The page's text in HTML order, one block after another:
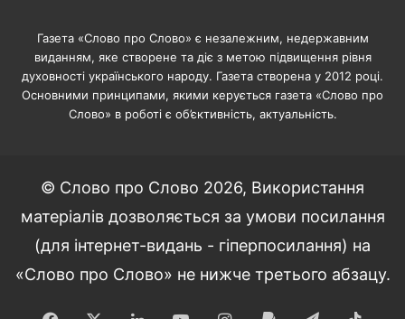
Газета «Слово про Слово» є незалежним, недержавним
виданням, яке створене та діє з метою підвищення рівня
духовності українського народу. Газета створена у 2012 році.
Основними принципами, якими керується газета «Слово про
Слово» в роботі є об’єктивність, актуальність.
© Слово про Слово 2026, Використання
матеріалів дозволяється за умови посилання
(для інтернет-видань - гіперпосилання) на
«Слово про Слово» не нижче третього абзацу.